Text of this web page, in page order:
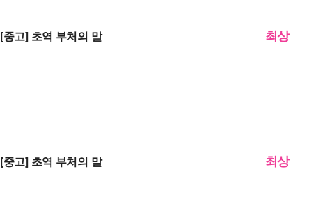
[중고] 초역 부처의 말 최상
[중고] 초역 부처의 말 최상